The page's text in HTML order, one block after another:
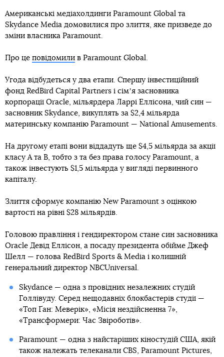
Американські медіахолдинги Paramount Global та
Skydance Media домовилися про злиття, яке призведе до
зміни власника Paramount.
Про це повідомили в Paramount Global.
Угода відбудеться у два етапи. Спершу інвестиційний
фонд RedBird Capital Partners і сімʼя засновника
корпорації Oracle, мільярдера Ларрі Еллісона, чий син —
засновник Skydance, викуплять за $2,4 мільярда
материнську компанію Paramount — National Amusements.
На другому етапі вони віддадуть ще $4,5 мільярда за акції
класу А та В, тобто з та без права голосу Paramount, а
також інвестують $1,5 мільярда у вигляді первинного
капіталу.
Злиття сформує компанію New Paramount з оцінкою
вартості на рівні $28 мільярдів.
Головою правління і гендиректором стане син засновника
Oracle Девід Еллісон, а посаду президента обійме Джеф
Шелл — голова RedBird Sports & Media і колишній
генеральний директор NBCUniversal.
Skydance — одна з провідних незалежних студій
Голлівуду. Серед нещодавніх блокбастерів студії —
«Топ Ґан: Меверік», «Місія нездійсненна 7»,
«Трансформери: Час Звіроботів».
Paramount — одна з найстаріших кіностудій США, якій
також належать телеканали CBS, Paramount Pictures,